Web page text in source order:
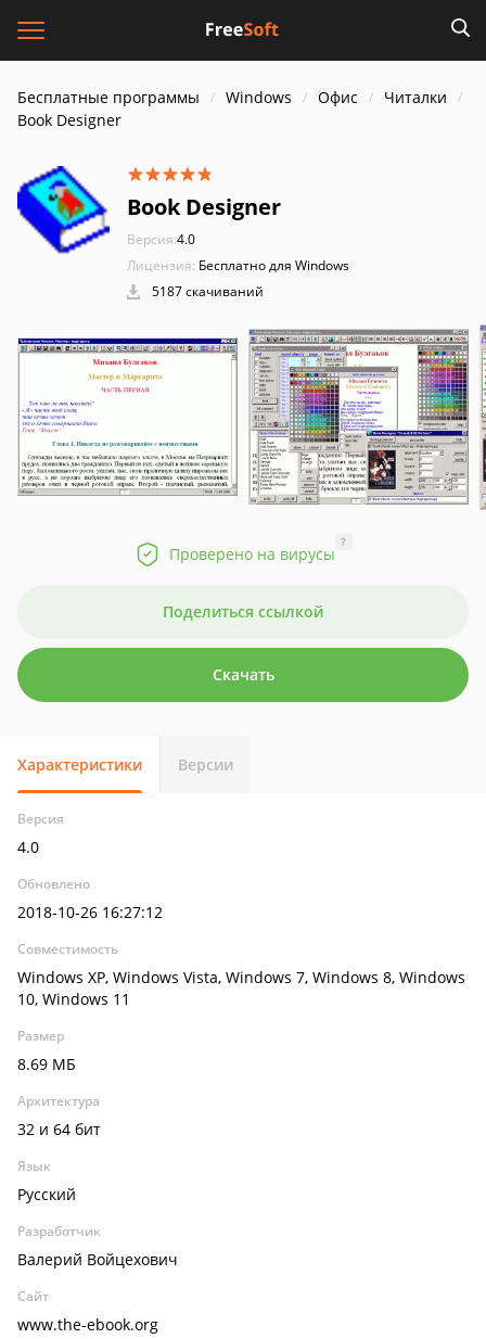
Бесплатные программы Windows Офис
Читалки
Book Designer
Book Designer
Версия:4.0
Лицензия: Бесплатно для Windows
5187 скачиваний
Проверено на вирусы
?
Поделиться ссылкой
Скачать
Характеристики Версии
Версия
4.0
Обновлено
2018-10-26 16:27:12
Совместимость
Windows XP, Windows Vista, Windows 7, Windows 8, Windows
10, Windows 11
Размер
8.69 МБ
Архитектура
32 и 64 бит
Язык
Русский
Разработчик
Валерий Войцехович
Сайт
www.the-ebook.org